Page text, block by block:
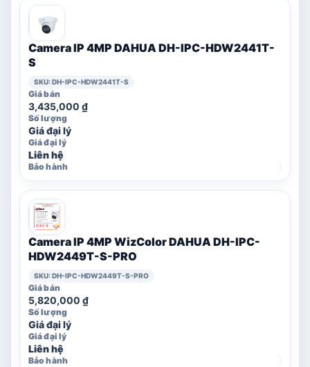
Camera IP 4MP DAHUA DH-IPC-HDW2441T-
S
SKU: DH-IPC-HDW2441T-S
3,435,000 ₫
Giá đại lý
Liên hệ
Camera IP 4MP WizColor DAHUA DH-IPC-
HDW2449T-S-PRO
SKU: DH-IPC-HDW2449T-S-PRO
5,820,000 ₫
Giá đại lý
Liên hệ